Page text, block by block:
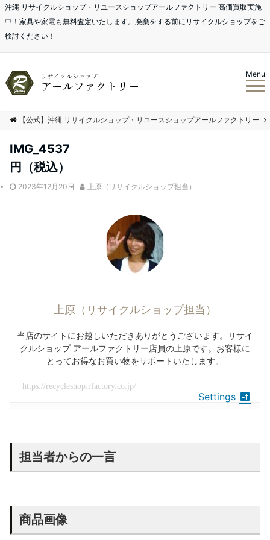
沖縄 リサイクルショップ・リユースショップアールファクトリー 高価買取実施
中！家具や家電も無料査定いたします。廃棄をする前にリサイクルショップをご
検討ください！
Menu
【公式】沖縄 リサイクルショップ・リユースショップアールファクトリー
IMG_4537
円（税込）
2023年12月20日 上原（リサイクルショップ担当）
上原（リサイクルショップ担当）
当店のサイトにお越しいただきありがとうございます。リサイ
クルショップ アールファクトリー店員の上原です。お客様に
とってお得なお買い物をサポートいたします。
https://recycleshop.rfactory.co.jp/
Settings
担当者からの一言
商品画像